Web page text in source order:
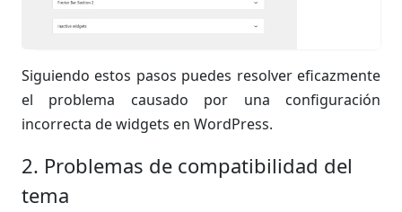
Siguiendo estos pasos puedes resolver eficazmente
el problema causado por una configuración
incorrecta de widgets en WordPress.
2. Problemas de compatibilidad del
tema